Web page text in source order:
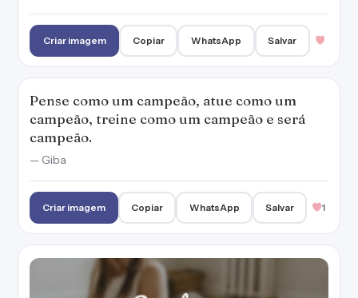
Criar imagem Copiar WhatsApp Salvar
Pense como um campeão, atue como um
campeão, treine como um campeão e será
campeão.
— Giba
Criar imagem Copiar WhatsApp Salvar 1